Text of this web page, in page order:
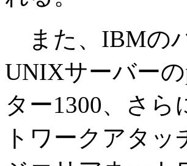
また、IBMの
UNIXサーバー
ター1300、さ
トワークアタ